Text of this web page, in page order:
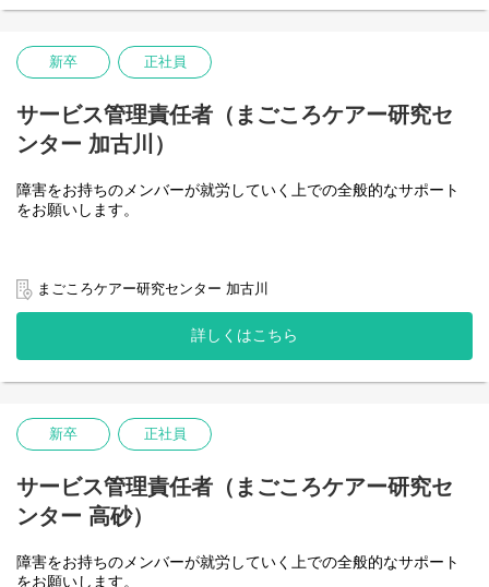
新卒 正社員
サービス管理責任者（まごころケアー研究セ
ンター 加古川）
障害をお持ちのメンバーが就労していく上での全般的なサポート
をお願いします。
まごころケアー研究センター 加古川
詳しくはこちら
新卒 正社員
サービス管理責任者（まごころケアー研究セ
ンター 高砂）
障害をお持ちのメンバーが就労していく上での全般的なサポート
をお願いします。